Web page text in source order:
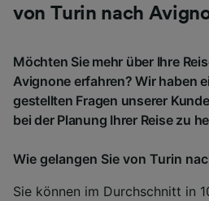
von Turin nach
Möchten Sie mehr über Ihre
Avignone erfahren? Wir haben
gestellten Fragen unserer
bei der Planung Ihrer Reise zu
Wie gelangen Sie von Turin
Sie können im Durchschnitt in